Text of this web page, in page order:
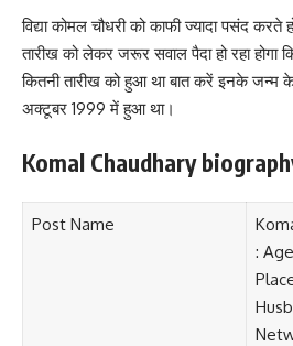
विद्या कोमल चौधरी को काफी ज्यादा पसंद
तारीख को लेकर जरूर सवाल पैदा हो रहा
कितनी तारीख को हुआ था बात करें इनके जन्म
अक्टूबर 1999 में हुआ था।
Komal Chaudhary
Post Name
: